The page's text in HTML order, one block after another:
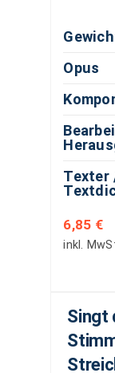
Opus
Texter
6,85 €
inkl.
Singt